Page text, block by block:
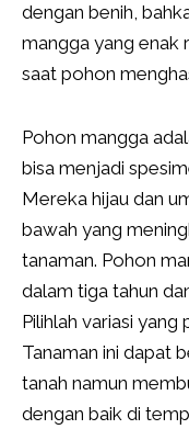
dengan benih,
mangga yang enak
saat pohon
Pohon mangga
bisa menjadi
Mereka hijau dan
bawah yang
tanaman. Pohon
dalam tiga tahun
Pilihlah variasi yang
Tanaman ini dapat
tanah namun
dengan baik di